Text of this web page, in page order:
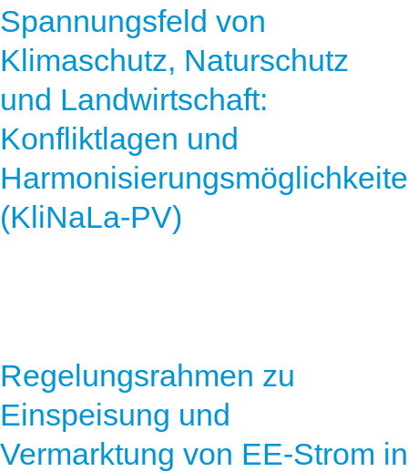
Spannungsfeld von
Klimaschutz, Naturschutz
und Landwirtschaft:
Konfliktlagen und
(KliNaLa-PV)
Regelungsrahmen zu
Einspeisung und
Vermarktung von EE-Strom in